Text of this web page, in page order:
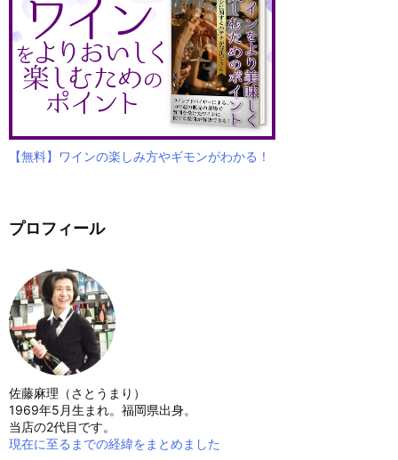
【無料】ワインの楽しみ方やギモンがわかる！
プロフィール
佐藤麻理（さとうまり）
1969年5月生まれ。福岡県出身。
当店の2代目です。
現在に至るまでの経緯をまとめました